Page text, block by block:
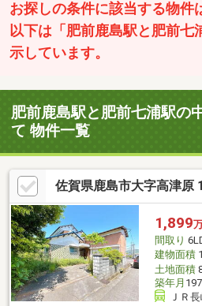
お探しの条件に該当する物件
以下は「肥前鹿島駅と肥前七
示しています。
肥前鹿島駅と肥前七浦駅の
て 物件一覧
佐賀県鹿島市大字高津原
1,899
間取り
建物面積
土地面積
築年月
ＪＲ